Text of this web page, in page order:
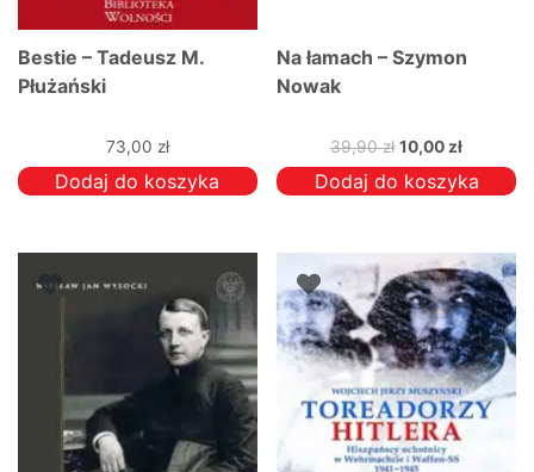
Bestie – Tadeusz M.
Płużański
73,00 zł
Dodaj do koszyka
Na łamach – Szymon
Nowak
39,90zł Pierwotna
cena
wynosiła:
10,00 złAktualna
cena
wynosi:
Dodaj do koszyka